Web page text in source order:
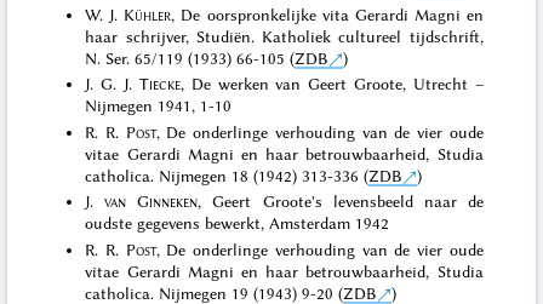
W. J. Kühler, De oorspronkelijke vita Gerardi Magni en
haar schrijver, Studiën. Katholiek cultureel tijdschrift,
N. Ser. 65/119 (1933) 66-105 (ZDB
)
J. G. J. Tiecke, De werken van Geert Groote, Utrecht –
Nijmegen 1941, 1-10
R. R. Post, De onderlinge verhouding van de vier oude
vitae Gerardi Magni en haar betrouwbaarheid, Studia
catholica. Nijmegen 18 (1942) 313-336 (ZDB
)
J.van Ginneken, Geert Groote's levensbeeld naar de
oudste gegevens bewerkt, Amsterdam 1942
R. R. Post, De onderlinge verhouding van de vier oude
vitae Gerardi Magni en haar betrouwbaarheid, Studia
catholica. Nijmegen 19 (1943) 9-20 (ZDB
)